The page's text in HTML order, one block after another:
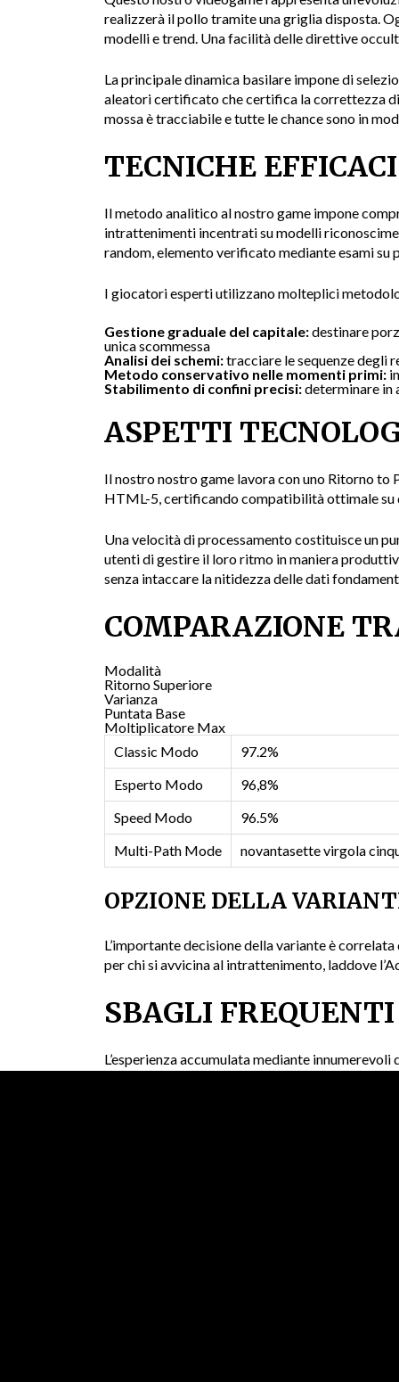
realizzerà il pollo tramite una griglia disposta.
modelli e trend. Una facilità delle direttive
La principale dinamica basilare impone di
aleatori certificato che certifica la correttezza
mossa è tracciabile e tutte le chance sono in
TECNICHE
Il metodo analitico al nostro game impone
intrattenimenti incentrati su modelli
random, elemento verificato mediante esami
I giocatori esperti utilizzano molteplici
Gestione graduale del capitale:destinare
unica scommessa
Analisi dei schemi:tracciare le sequenze degli
Metodo conservativo nelle momenti primi:
Stabilimento di confini precisi:determinare in
ASPETTI
Il nostro nostro game lavora con uno Ritorno
HTML-5, certificando compatibilità ottimale su
Una velocità di processamento costituisce un
utenti di gestire il loro ritmo in maniera
senza intaccare la nitidezza delle dati
COMPARAZIONE
Modalità
Ritorno Superiore
Varianza
Puntata Base
Moltiplicatore Max
Classic Modo
97.2%
Esperto Modo
96,8%
Speed Modo
96.5%
Multi-Path Mode
novantasette virgola
OPZIONE DELLA
L’importante decisione della variante è
per chi si avvicina al intrattenimento, laddove
SBAGLI
L’esperienza accumulata mediante